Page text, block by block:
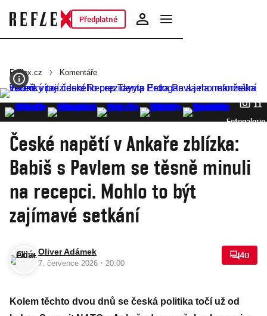
Předplatné
Reflex.cz Komentáře
11
Fotogalerie
České napětí v Ankaře zblízka:
Babiš s Pavlem se těsně minuli
na recepci. Mohlo to být
zajímavé setkání
Oliver Adámek
7. července 2026 · 20:00
40
Kolem těchto dvou dnů se česká politika točí už od